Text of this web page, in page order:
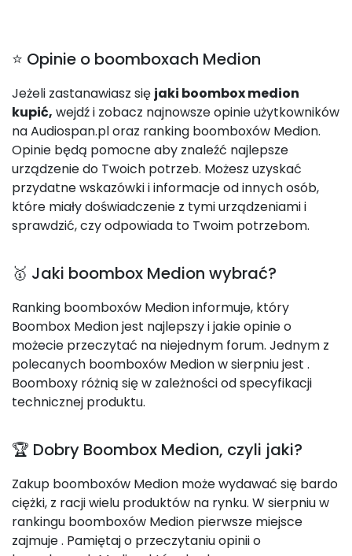
⭐ Opinie o boomboxach Medion
Jeżeli zastanawiasz się jaki boombox medion
kupić, wejdź i zobacz najnowsze opinie użytkowników
na Audiospan.pl oraz ranking boomboxów Medion.
Opinie będą pomocne aby znaleźć najlepsze
urządzenie do Twoich potrzeb. Możesz uzyskać
przydatne wskazówki i informacje od innych osób,
które miały doświadczenie z tymi urządzeniami i
sprawdzić, czy odpowiada to Twoim potrzebom.
🥇 Jaki boombox Medion wybrać?
Ranking boomboxów Medion informuje, który
Boombox Medion jest najlepszy i jakie opinie o
możecie przeczytać na niejednym forum. Jednym z
polecanych boomboxów Medion w sierpniu jest .
Boomboxy różnią się w zależności od specyfikacji
technicznej produktu.
🏆 Dobry Boombox Medion, czyli jaki?
Zakup boomboxów Medion może wydawać się bardo
ciężki, z racji wielu produktów na rynku. W sierpniu w
rankingu boomboxów Medion pierwsze miejsce
zajmuje. Pamiętaj o przeczytaniu opinii o